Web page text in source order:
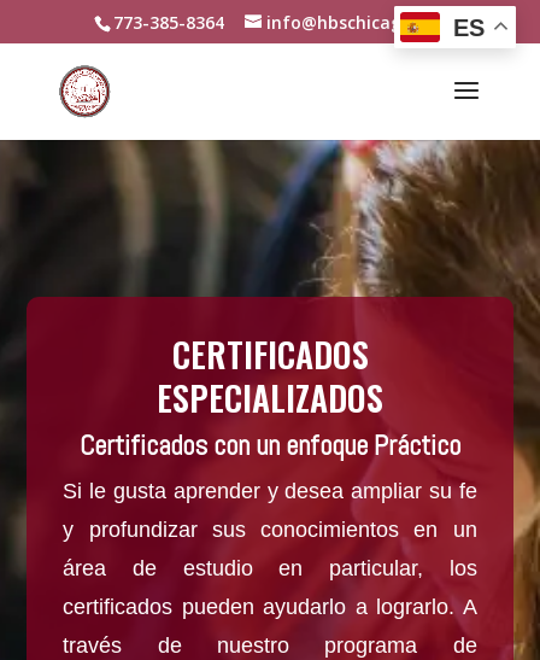
773-385-8364 info@hbschicago.org
CERTIFICADOS
ESPECIALIZADOS
Certificados con un enfoque Práctico
Si le gusta aprender y desea ampliar su fe
y profundizar sus conocimientos en un
área de estudio en particular, los
certificados pueden ayudarlo a lograrlo. A
través de nuestro programa de
ES